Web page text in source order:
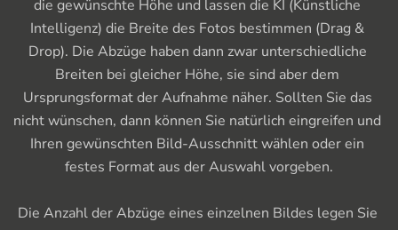
die gewünschte Höhe und lassen die KI (Künstliche
Intelligenz) die Breite des Fotos bestimmen (Drag &
Drop). Die Abzüge haben dann zwar unterschiedliche
Breiten bei gleicher Höhe, sie sind aber dem
Ursprungsformat der Aufnahme näher. Sollten Sie das
nicht wünschen, dann können Sie natürlich eingreifen und
Ihren gewünschten Bild-Ausschnitt wählen oder ein
festes Format aus der Auswahl vorgeben.
Die Anzahl der Abzüge eines einzelnen Bildes legen Sie